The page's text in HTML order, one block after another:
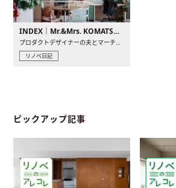
INDEX｜Mr.&Mrs. KOMATSU renovation diary
プロダクトデザイナーの夫とマーチャンダイザーの妻が、夫婦で..
リノベ日記
ピックアップ記事